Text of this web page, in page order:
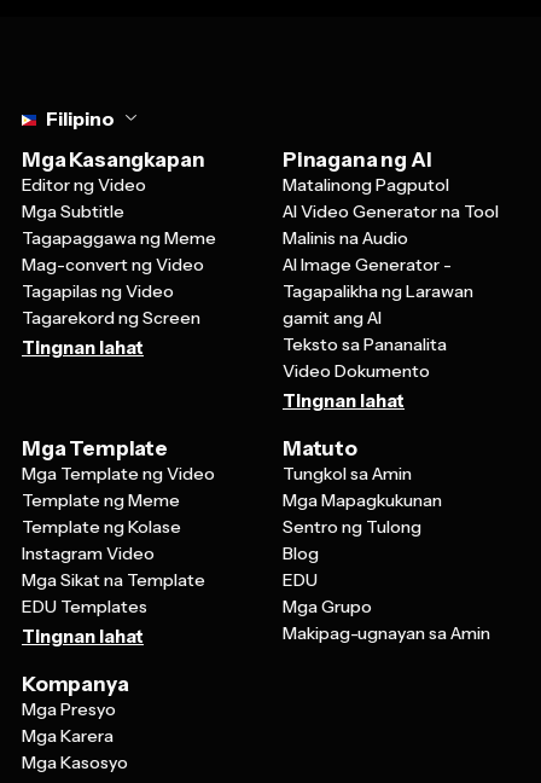
Mga Kasangkapan
Editor ng Video
Mga Subtitle
Tagapaggawa ng Meme
Mag-convert ng Video
Tagapilas ng Video
Tagarekord ng Screen
Tingnan lahat
Matalinong Pagputol
AI Video Generator na Tool
Malinis na Audio
AI Image Generator -
Tagapalikha ng Larawan
gamit ang AI
Teksto sa Pananalita
Video Dokumento
Tingnan lahat
Mga Template ng Video
Template ng Meme
Template ng Kolase
Instagram Video
Mga Sikat na Template
EDU Templates
Tingnan lahat
Tungkol sa Amin
Mga Mapagkukunan
Sentro ng Tulong
Blog
EDU
Mga Grupo
Makipag-ugnayan sa Amin
Mga Presyo
Mga Karera
Mga Kasosyo
Mga Kaanib